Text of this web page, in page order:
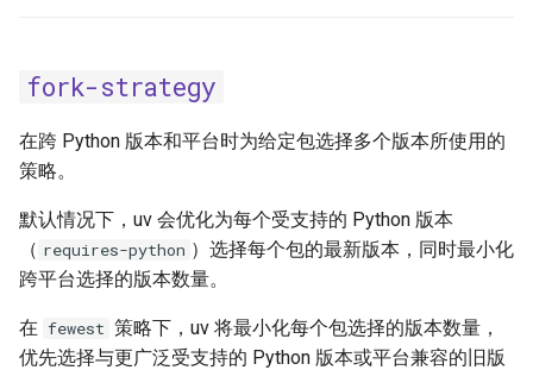
fork-strategy
在跨 Python 版本和平台时为给定包选择多个版本所使用的
策略。
默认情况下，uv 会优化为每个受支持的 Python 版本
（ requires-python ）选择每个包的最新版本，同时最小化
跨平台选择的版本数量。
在 fewest 策略下，uv 将最小化每个包选择的版本数量，
优先选择与更广泛受支持的 Python 版本或平台兼容的旧版